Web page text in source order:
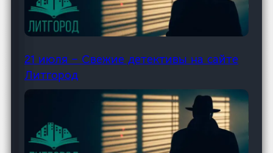
21 июля – Свежие детективы на сайте
Литгород